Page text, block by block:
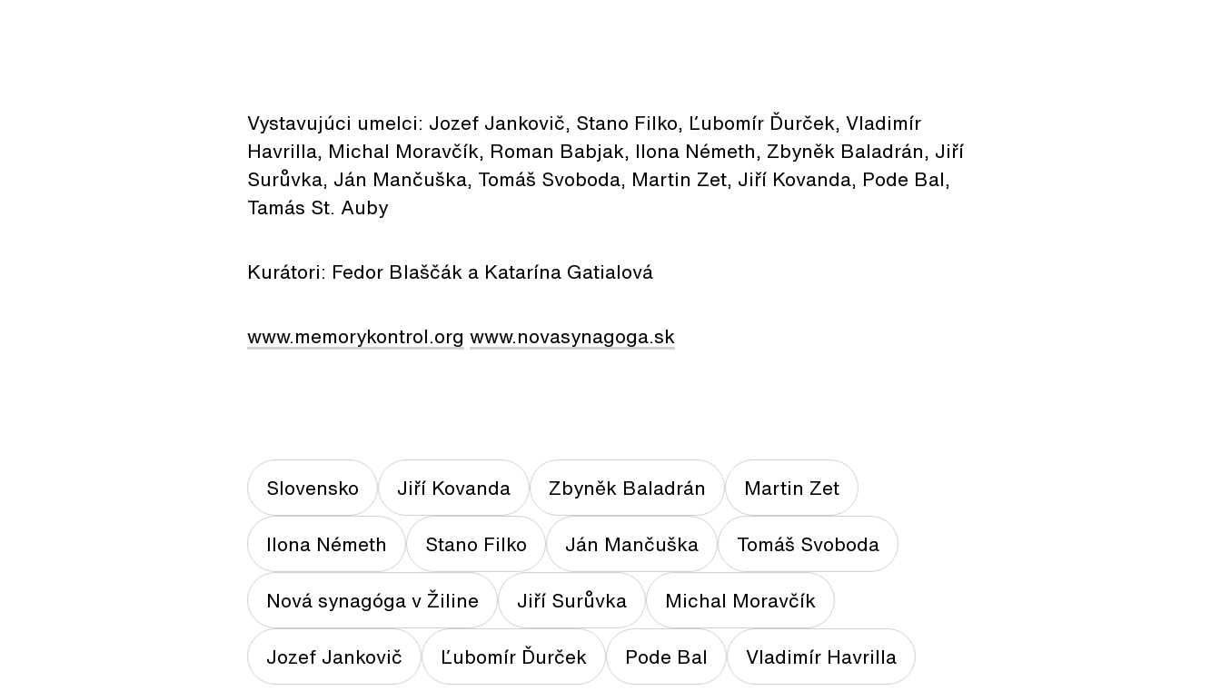
Vystavujúci umelci: Jozef Jankovič, Stano Filko, Ľubomír Ďurček, Vladimír
Havrilla, Michal Moravčík, Roman Babjak, Ilona Németh, Zbyněk Baladrán, Jiří
Surůvka, Ján Mančuška, Tomáš Svoboda, Martin Zet, Jiří Kovanda, Pode Bal,
Tamás St. Auby
Kurátori: Fedor Blaščák a Katarína Gatialová
www.memorykontrol.org www.novasynagoga.sk
Slovensko Jiří Kovanda Zbyněk Baladrán Martin Zet
Ilona Németh Stano Filko Ján Mančuška Tomáš Svoboda
Nová synagóga v Žiline Jiří Surůvka Michal Moravčík
Jozef Jankovič Ľubomír Ďurček Pode Bal Vladimír Havrilla